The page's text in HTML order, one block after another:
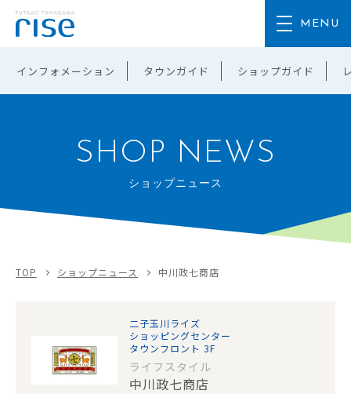
インフォメーション タウンガイド ショップガイド
SHOP NEWS
ショップニュース
TOP ショップニュース 中川政七商店
二子玉川ライズ
ショッピングセンター
タウンフロント 3F
ライフスタイル
中川政七商店